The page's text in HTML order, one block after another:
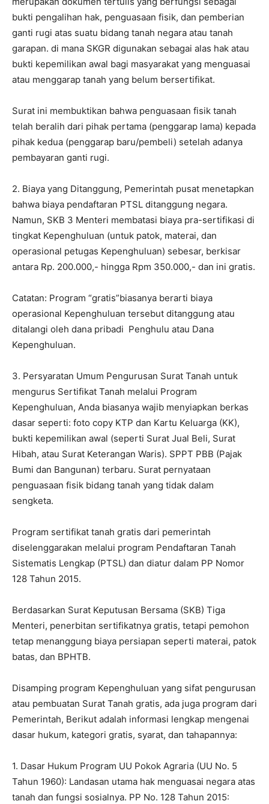
bukti pengalihan hak, penguasaan fisik, dan pemberian
ganti rugi atas suatu bidang tanah negara atau tanah
garapan. di mana SKGR digunakan sebagai alas hak atau
bukti kepemilikan awal bagi masyarakat yang menguasai
atau menggarap tanah yang belum bersertifikat.
Surat ini membuktikan bahwa penguasaan fisik tanah
telah beralih dari pihak pertama (penggarap lama) kepada
pihak kedua (penggarap baru/pembeli) setelah adanya
pembayaran ganti rugi.
2. Biaya yang Ditanggung, Pemerintah pusat menetapkan
bahwa biaya pendaftaran PTSL ditanggung negara.
Namun, SKB 3 Menteri membatasi biaya pra-sertifikasi di
tingkat Kepenghuluan (untuk patok, materai, dan
operasional petugas Kepenghuluan) sebesar, berkisar
antara Rp. 200.000,- hingga Rpm 350.000,- dan ini gratis.
Catatan: Program “gratis”biasanya berarti biaya
operasional Kepenghuluan tersebut ditanggung atau
ditalangi oleh dana pribadi Penghulu atau Dana
Kepenghuluan.
3. Persyaratan Umum Pengurusan Surat Tanah untuk
mengurus Sertifikat Tanah melalui Program
Kepenghuluan, Anda biasanya wajib menyiapkan berkas
dasar seperti: foto copy KTP dan Kartu Keluarga (KK),
bukti kepemilikan awal (seperti Surat Jual Beli, Surat
Hibah, atau Surat Keterangan Waris). SPPT PBB (Pajak
Bumi dan Bangunan) terbaru. Surat pernyataan
penguasaan fisik bidang tanah yang tidak dalam
sengketa.
Program sertifikat tanah gratis dari pemerintah
diselenggarakan melalui program Pendaftaran Tanah
Sistematis Lengkap (PTSL) dan diatur dalam PP Nomor
128 Tahun 2015.
Berdasarkan Surat Keputusan Bersama (SKB) Tiga
Menteri, penerbitan sertifikatnya gratis, tetapi pemohon
tetap menanggung biaya persiapan seperti materai, patok
batas, dan BPHTB.
Disamping program Kepenghuluan yang sifat pengurusan
atau pembuatan Surat Tanah gratis, ada juga program dari
Pemerintah, Berikut adalah informasi lengkap mengenai
dasar hukum, kategori gratis, syarat, dan tahapannya:
1. Dasar Hukum Program UU Pokok Agraria (UU No. 5
Tahun 1960): Landasan utama hak menguasai negara atas
tanah dan fungsi sosialnya. PP No. 128 Tahun 2015: